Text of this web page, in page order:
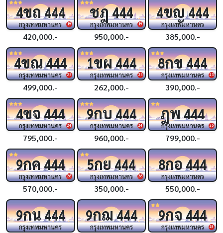
19
4ขถ444
กรุงเทพมหานคร
420,000.-
19
ชฎ444
กรุงเทพมหานคร
950,000.-
4ขญ444
กรุงเทพมหานคร
385,000.-
23
4ขณ444
กรุงเทพมหานคร
499,000.-
23
1ขผ444
กรุงเทพมหานคร
262,000.-
23
8กข444
กรุงเทพมหานคร
390,000.-
24
4ขจ444
กรุงเทพมหานคร
795,000.-
24
9กบ444
กรุงเทพมหานคร
960,000.-
25
ฎพ444
กรุงเทพมหานคร
799,000.-
26
9กค444
กรุงเทพมหานคร
570,000.-
26
5กย444
กรุงเทพมหานคร
350,000.-
8กอ444
กรุงเทพมหานคร
550,000.-
9กน444
กรุงเทพมหานคร
9กฌ444
กรุงเทพมหานคร 28
9กจ444
กรุงเทพมหานคร